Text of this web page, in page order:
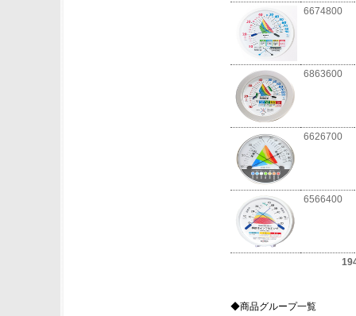
6674800
6863600
6626700
6566400
◆商品グループ一覧